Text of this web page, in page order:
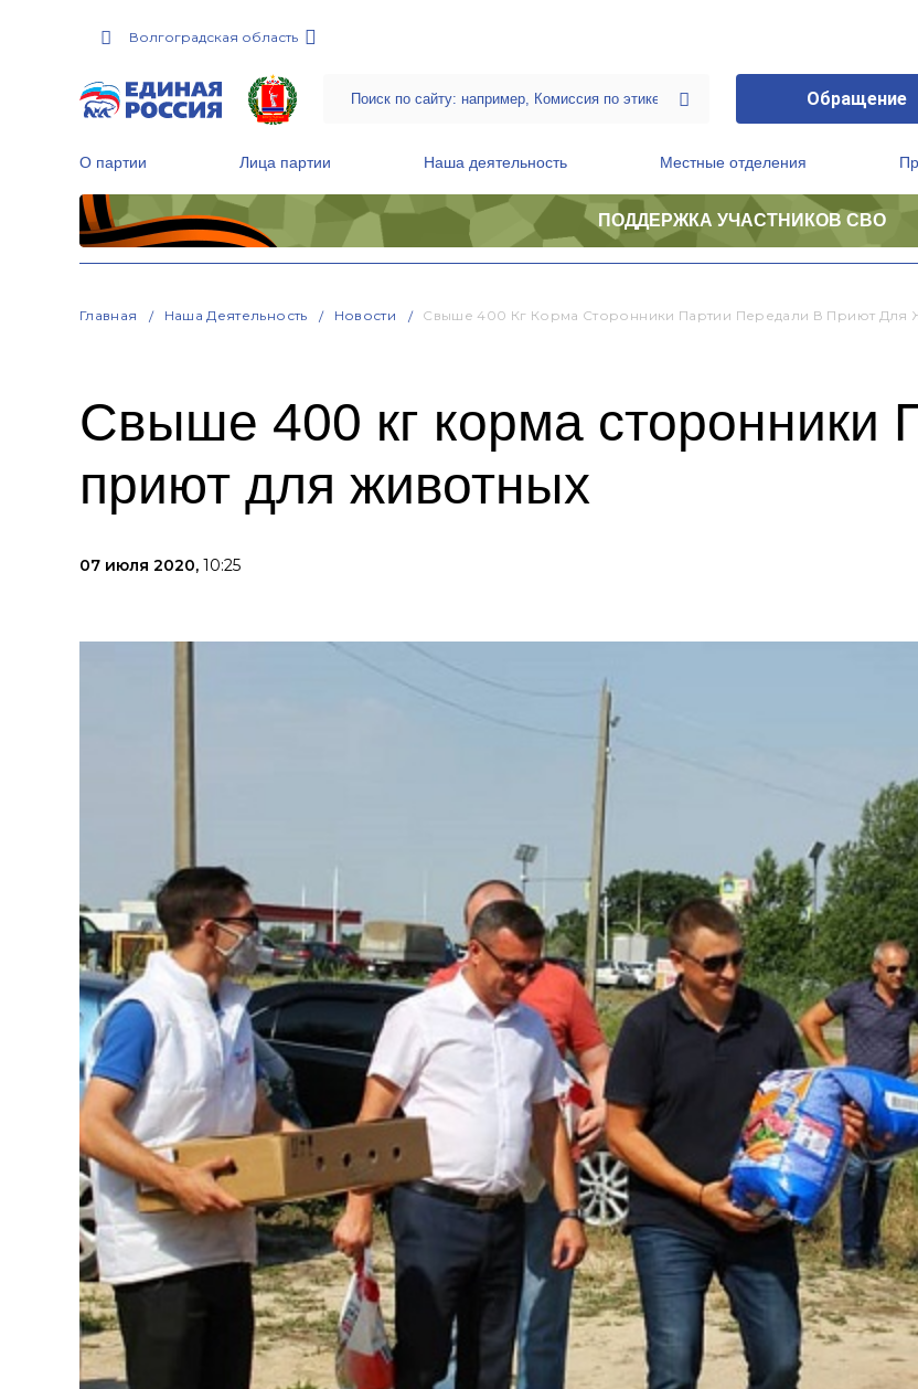
Волгоградская область
Обращение
О партии Лица партии Наша деятельность Местные отделения
ПОДДЕРЖКА УЧАСТНИКОВ СВО
Главная Наша Деятельность Новости Свыше 400 Кг Корма Сторонники Партии Передали В Приют Для
Свыше 400 кг корма сторонники
приют для животных
07 июля 2020, 10:25